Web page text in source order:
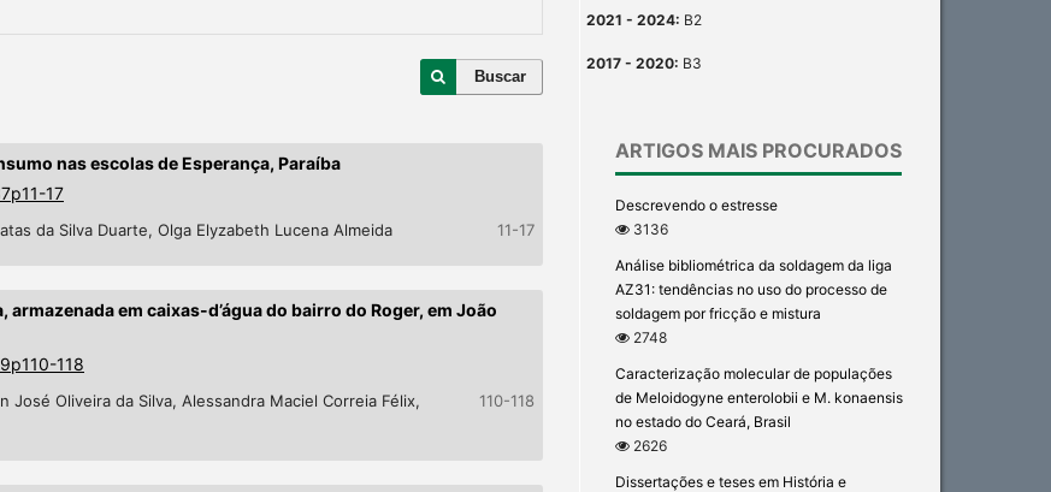
Buscar
nas escolas de Esperança, Paraíba
17
da Silva Duarte, Olga Elyzabeth Lucena Almeida
11-17
em caixas-d’água do bairro do Roger, em João
118
Oliveira da Silva, Alessandra Maciel Correia Félix,
110-118
2021 - 2024: B2
2017 - 2020: B3
ARTIGOS MAIS PROCURADOS
Descrevendo o estresse
3136
Análise bibliométrica da soldagem da liga
AZ31: tendências no uso do processo de
soldagem por fricção e mistura
2748
Caracterização molecular de populações
de Meloidogyne enterolobii e M. konaensis
no estado do Ceará, Brasil
2626
Dissertações e teses em História e